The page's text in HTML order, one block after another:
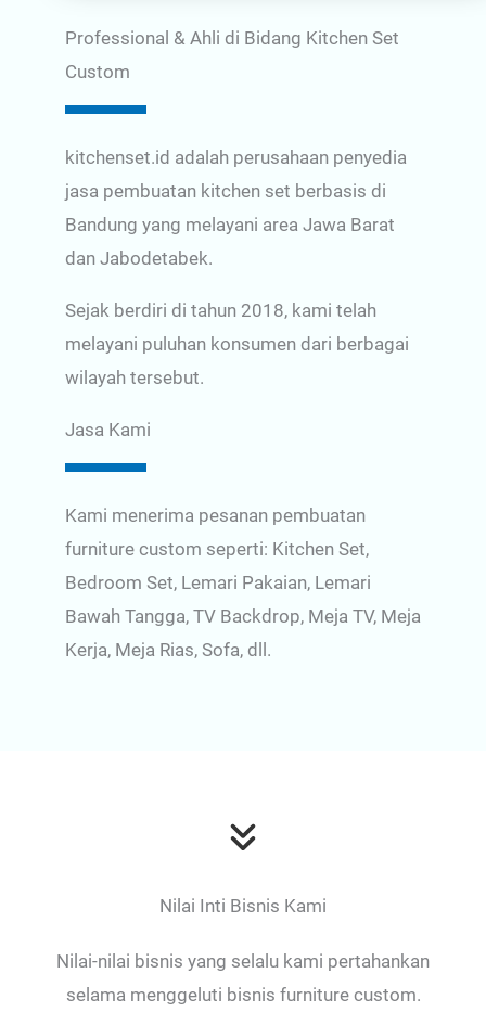
Professional & Ahli di Bidang Kitchen Set
Custom
kitchenset.id adalah perusahaan penyedia
jasa pembuatan kitchen set berbasis di
Bandung yang melayani area Jawa Barat
dan Jabodetabek.
Sejak berdiri di tahun 2018, kami telah
melayani puluhan konsumen dari berbagai
wilayah tersebut.
Jasa Kami
Kami menerima pesanan pembuatan
furniture custom seperti: Kitchen Set,
Bedroom Set, Lemari Pakaian, Lemari
Bawah Tangga, TV Backdrop, Meja TV, Meja
Kerja, Meja Rias, Sofa, dll.
Nilai Inti Bisnis Kami
Nilai-nilai bisnis yang selalu kami pertahankan
selama menggeluti bisnis furniture custom.